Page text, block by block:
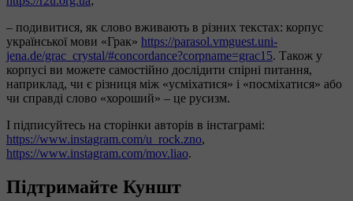
– подивитися, як слово вживають в різних текстах: корпус
української мови «Грак» https://parasol.vmguest.uni-
jena.de/grac_crystal/#concordance?corpname=grac15. Також у
корпусі ви можете самостійно дослідити спірні питання,
наприклад, чи є різниця між «усміхатися» і «посміхатися» або
чи справді слово «хороший» – це русизм.
І підписуйтесь на сторінки авторів в інстаграмі:
https://www.instagram.com/u_rock.zno,
https://www.instagram.com/mov.liao.
Підтримайте Куншт